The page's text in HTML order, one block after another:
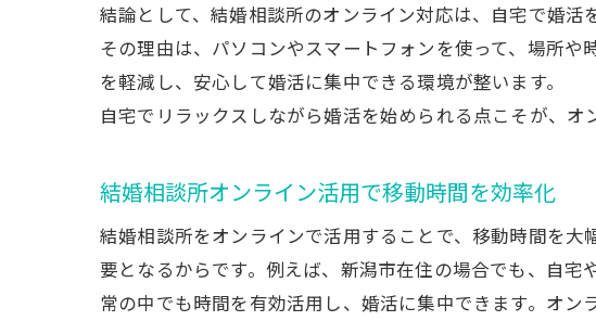
結婚
オン
結婚
オンライ
結婚
オン
新潟
結論として、結婚相談所のオンライン対応は、自宅で婚活
その理由は、パソコンやスマートフォンを使って、場所
を軽減し、安心して婚活に集中できる環境が整います。
自宅でリラックスしながら婚活を始められる点こそが、オ
結婚相談所オンライン活用で移動時間を効率化
結婚相談所をオンラインで活用することで、移動時間を
要となるからです。例えば、新潟市在住の場合でも、自
常の中でも時間を有効活用し、婚活に集中できます。オ